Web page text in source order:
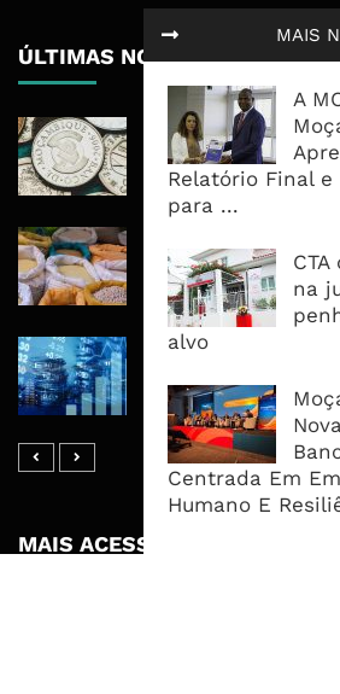
MAIS
A
Relatório Final e
para ...
na
alvo
Centrada Em
Humano E
ÚLTIMAS NOTÍCIAS
Economia
Recuperar em
Dívida e Divisas
Nova Fase de
Oferta Confortável
Dívida Pública
Endividamento
MAIS ACESSADOS